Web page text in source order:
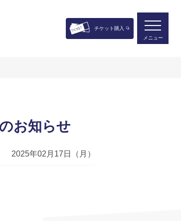
チケット購入
メニュー
お知らせ
2025年02月17日（月）